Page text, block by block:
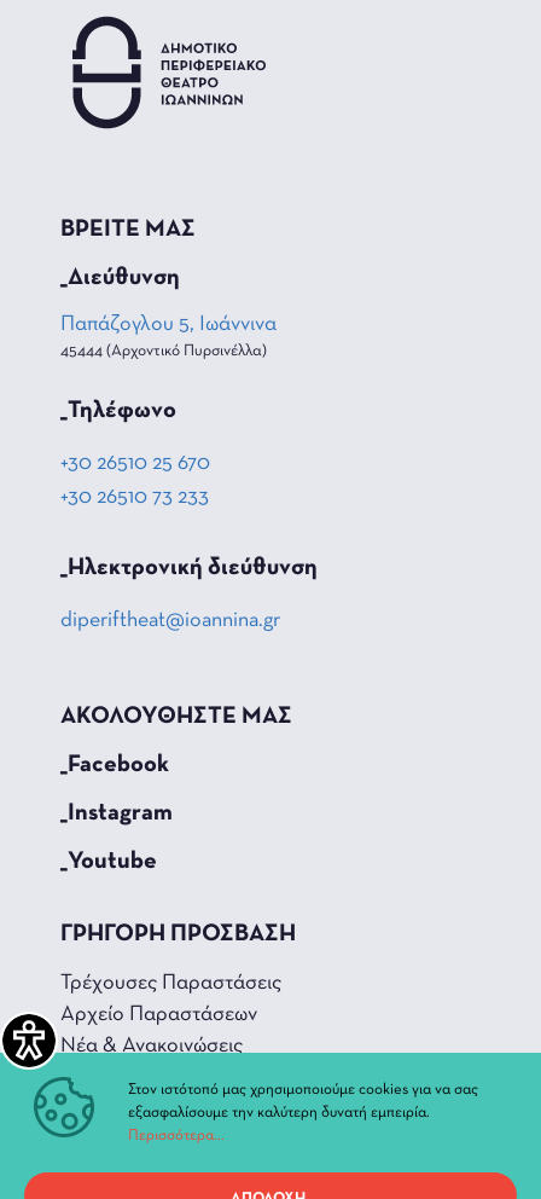
ΒΡΕΙΤΕ ΜΑΣ
_Διεύθυνση
Παπάζογλου 5, Ιωάννινα
45444 (Αρχοντικό Πυρσινέλλα)
_Τηλέφωνο
+30 26510 25 670
+30 26510 73 233
_Hλεκτρονική διεύθυνση
diperiftheat@ioannina.gr
ΑΚΟΛΟΥΘΗΣΤΕ ΜΑΣ
_Facebook
_Instagram
_Youtube
ΓΡΗΓΟΡΗ ΠΡΟΣΒΑΣΗ
Τρέχουσες Παραστάσεις
Αρχείο Παραστάσεων
Νέα & Ανακοινώσεις
Διοίκηση
Ιστορία
Χώροι και Αίθουσες
Στον ιστότοπό μας χρησιμοποιούμε cookies για να σας
εξασφαλίσουμε την καλύτερη δυνατή εμπειρία.
Περισσότερα...